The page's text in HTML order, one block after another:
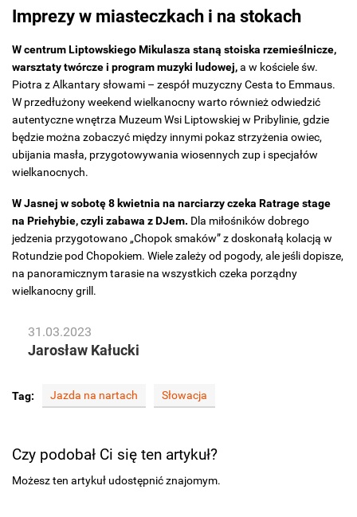
Imprezy w miasteczkach i na stokach
W centrum Liptowskiego Mikulasza staną stoiska rzemieślnicze,
warsztaty twórcze i program muzyki ludowej,a w kościele św.
Piotra z Alkantary słowami – zespół muzyczny Cesta to Emmaus.
W przedłużony weekend wielkanocny warto również odwiedzić
autentyczne wnętrza Muzeum Wsi Liptowskiej w Pribylinie, gdzie
będzie można zobaczyć między innymi pokaz strzyżenia owiec,
ubijania masła, przygotowywania wiosennych zup i specjałów
wielkanocnych.
W Jasnej w sobotę 8 kwietnia na narciarzy czeka Ratrage stage
na Priehybie, czyli zabawa z DJem. Dla miłośników dobrego
jedzenia przygotowano „Chopok smaków” z doskonałą kolacją w
Rotundzie pod Chopokiem. Wiele zależy od pogody, ale jeśli dopisze,
na panoramicznym tarasie na wszystkich czeka porządny
wielkanocny grill.
31.03.2023
Jarosław Kałucki
Tag: Jazda na nartach Słowacja
Czy podobał Ci się ten artykuł?
Możesz ten artykuł udostępnić znajomym.